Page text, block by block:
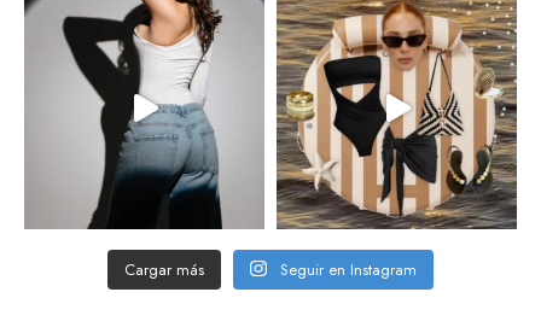
Cargar más Seguir en Instagram